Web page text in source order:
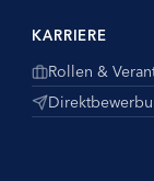
KARRIERE
Rollen &